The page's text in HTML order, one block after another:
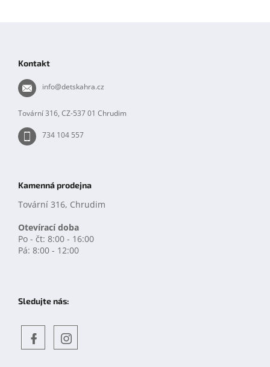
Kontakt
info@detskahra.cz
Tovární 316, CZ-537 01 Chrudim
734 104 557
Kamenná prodejna
Tovární 316, Chrudim
Otevírací doba
Po - čt: 8:00 - 16:00
Pá: 8:00 - 12:00
Sledujte nás: